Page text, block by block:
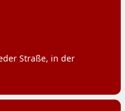
Straße, in der